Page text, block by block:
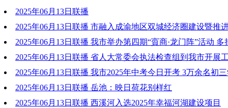
2025年06月13日联播
2025年06月13日联播 市融入成渝地区双城经济圈建设暨推
发展领导小组第八次会议召开 抢抓重大机遇 办好关键要事 凝
努力在服务和融入全国全省发展大局中作出新贡献
2025年06月13日联播 我市举办第四期“賨商·龙门阵”活动 多
贸 奋力开拓促开放
2025年06月13日联播 省人大常委会执法检查组到我市开展
检查2025年06月13日联播 我市2025年中考今日开考 3万余名初
试
2025年06月13日联播 岳池：映日荷花别样红
2025年06月13日联播 西溪河入选2025年幸福河湖建设项目